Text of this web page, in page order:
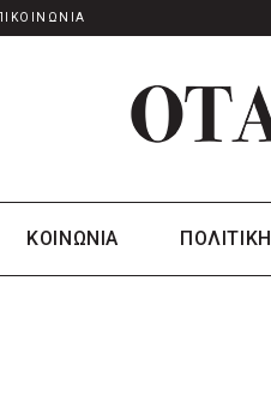
ΚΟΙΝΩΝΙΑ ΠΟΛΙΤΙΚΗ